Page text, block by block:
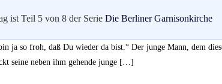
ist Teil 5 von 8 der Serie Die Berliner Garnisonkirche
ja so froh, daß Du wieder da bist.“ Der junge Mann, dem
seine neben ihm gehende junge […]